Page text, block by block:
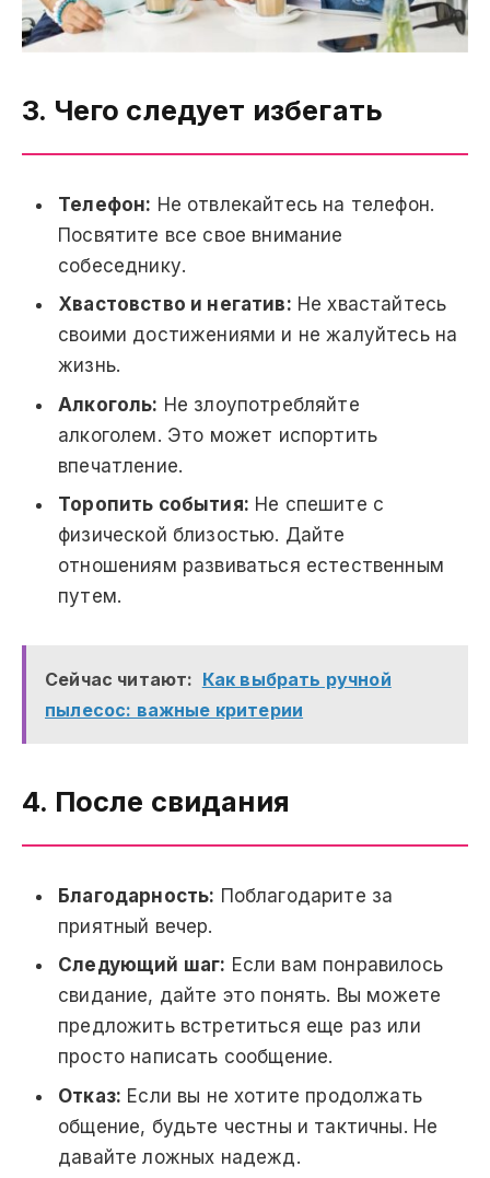
3. Чего следует избегать
Телефон: Не отвлекайтесь на телефон.
Посвятите все свое внимание
собеседнику.
Хвастовство и негатив: Не хвастайтесь
своими достижениями и не жалуйтесь на
жизнь.
Алкоголь: Не злоупотребляйте
алкоголем. Это может испортить
впечатление.
Торопить события: Не спешите с
физической близостью. Дайте
отношениям развиваться естественным
путем.
Сейчас читают: Как выбрать ручной
пылесос: важные критерии
4. После свидания
Благодарность: Поблагодарите за
приятный вечер.
Следующий шаг: Если вам понравилось
свидание, дайте это понять. Вы можете
предложить встретиться еще раз или
просто написать сообщение.
Отказ: Если вы не хотите продолжать
общение, будьте честны и тактичны. Не
давайте ложных надежд.